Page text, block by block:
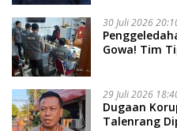
30 Juli 2026
Gowa! Tim
29 Juli 2026
Dugaan
Talenrang